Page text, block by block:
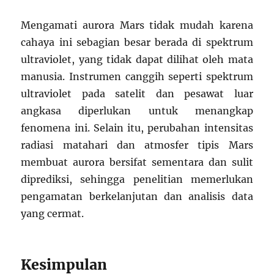
Mengamati aurora Mars tidak mudah karena
cahaya ini sebagian besar berada di spektrum
ultraviolet, yang tidak dapat dilihat oleh mata
manusia. Instrumen canggih seperti spektrum
ultraviolet pada satelit dan pesawat luar
angkasa diperlukan untuk menangkap
fenomena ini. Selain itu, perubahan intensitas
radiasi matahari dan atmosfer tipis Mars
membuat aurora bersifat sementara dan sulit
diprediksi, sehingga penelitian memerlukan
pengamatan berkelanjutan dan analisis data
yang cermat.
Kesimpulan